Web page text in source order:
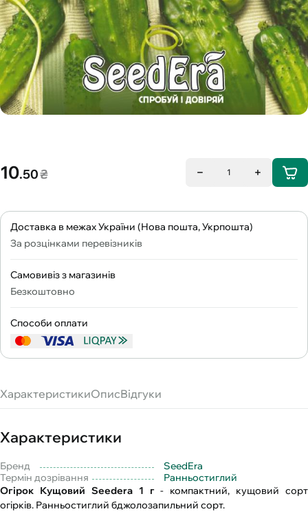
10.50₴ 1
Доставка в межах України (Нова пошта, Укрпошта)
За розцінками перевізників
Самовивіз з магазинів
Безкоштовно
Способи оплати
ХарактеристикиОписВідгуки
Характеристики
Бренд
SeedEra
Термін дозрівання
Ранньостиглий
Огірок Кущовий Seedera 1 г- компактний, кущовий сорт
огірків. Ранньостиглий бджолозапильний сорт.